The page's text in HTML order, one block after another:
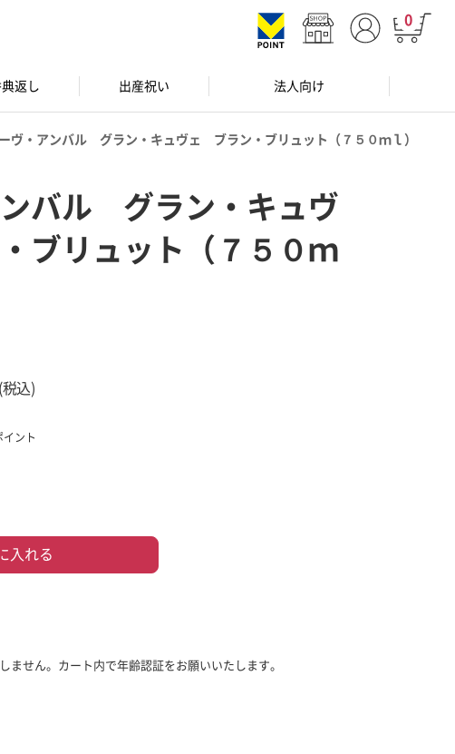
0
典返し 出産祝い 法人向け
ヴ・アンバル グラン・キュヴェ ブラン・ブリュット（７５０ｍｌ）
バル グラン・キュヴ
ブリュット（７５０ｍ
(税込)
ント
入れる
ません。カート内で年齢認証をお願いいたします。